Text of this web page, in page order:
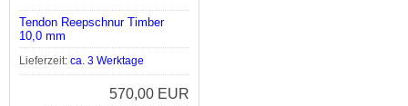
Tendon Reepschnur Timber
10,0 mm
Lieferzeit: ca. 3 Werktage
570,00 EUR